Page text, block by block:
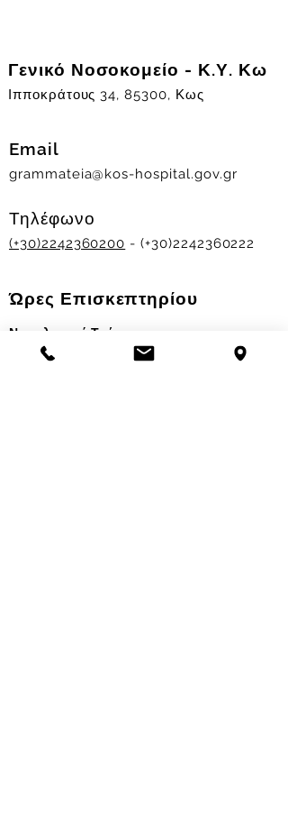
Γενικό Νοσοκομείο - Κ.Υ. Κω
Ιπποκράτους 34, 85300, Κως
Email
grammateia@kos-hospital.gov.gr
Τηλέφωνο
(+30)2242360200 - (+30)2242360222
Ώρες Επισκεπτηρίου
Νοσηλευτικά Τμήματα
Χειμερινό ωράριο: 11.00-13.00
17.30-19.30